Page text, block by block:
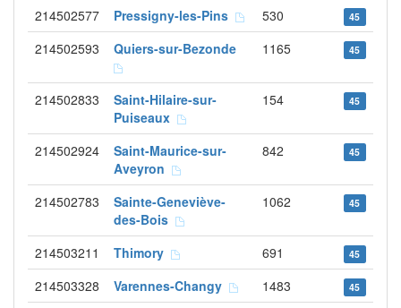
214502577 Pressigny-les-Pins 530 45
214502593 Quiers-sur-Bezonde 1165 45
214502833
Saint-Hilaire-sur-
Puiseaux
154 45
214502924
Saint-Maurice-sur-
Aveyron
842 45
214502783
Sainte-Geneviève-
des-Bois
1062 45
214503211 Thimory 691 45
214503328 Varennes-Changy 1483 45